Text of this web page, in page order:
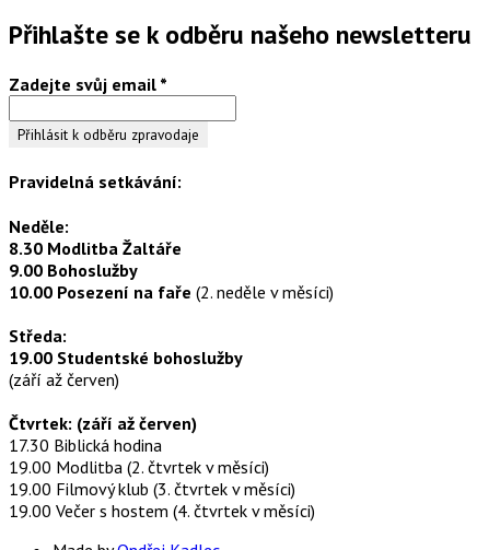
Přihlašte se k odběru našeho newsletteru
Zadejte svůj email *
Pravidelná setkávání:
Neděle:
8.30 Modlitba Žaltáře
9.00 Bohoslužby
10.00 Posezení na faře (2. neděle v měsíci)
Středa:
19.00 Studentské bohoslužby
(září až červen)
Čtvrtek: (září až červen)
17.30 Biblická hodina
19.00 Modlitba (2. čtvrtek v měsíci)
19.00 Filmový klub (3. čtvrtek v měsíci)
19.00 Večer s hostem (4. čtvrtek v měsíci)